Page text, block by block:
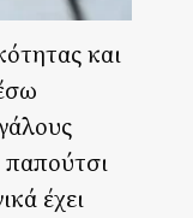
και
παπούτσι
έχει